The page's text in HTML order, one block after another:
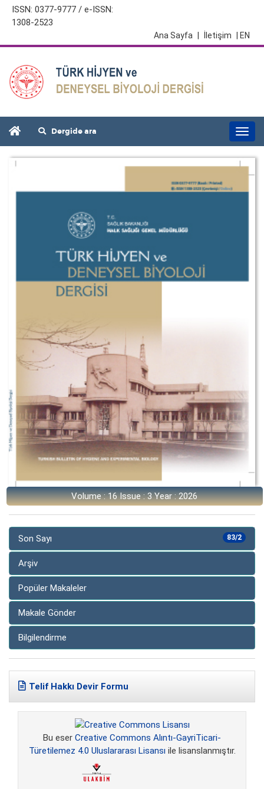
ISSN: 0377-9777 / e-ISSN:
1308-2523
| EN
İletişim
Ana Sayfa
Dergide ara
Volume : 16 Issue : 3 Year : 2026
83/2
Son Sayı
Arşiv
Popüler Makaleler
Makale Gönder
Bilgilendirme
Telif Hakkı Devir Formu
Bu eser Creative Commons Alıntı-GayriTicari-
Türetilemez 4.0 Uluslararası Lisansı ile lisanslanmıştır.